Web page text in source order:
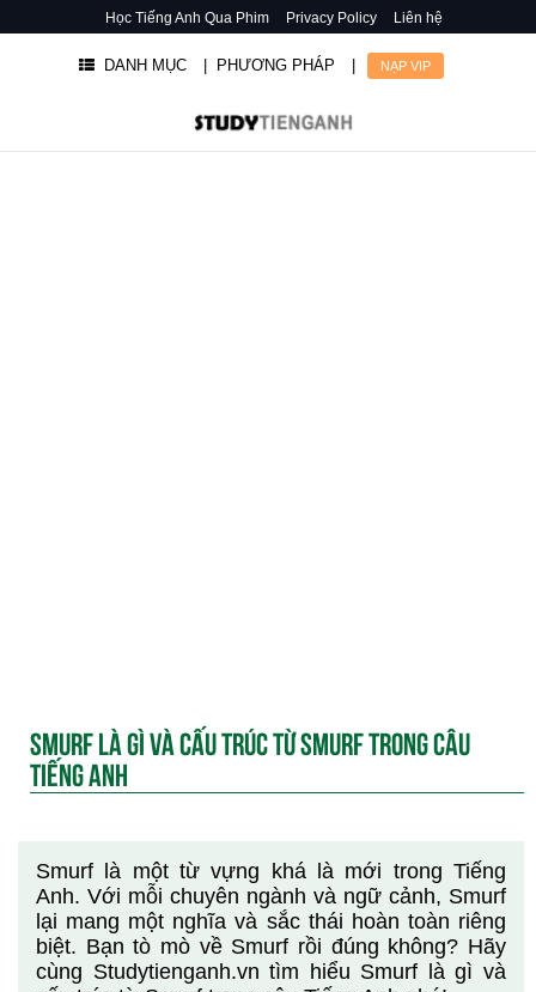
Học Tiếng Anh Qua Phim Privacy Policy Liên hệ
DANH MỤC | PHƯƠNG PHÁP NẠP VIP
SMURF LÀ GÌ VÀ CẤU TRÚC TỪ SMURF TRONG CÂU
TIẾNG ANH
Smurf là một từ vựng khá là mới trong Tiếng
Anh. Với mỗi chuyên ngành và ngữ cảnh, Smurf
lại mang một nghĩa và sắc thái hoàn toàn riêng
biệt. Bạn tò mò về Smurf rồi đúng không? Hãy
cùng Studytienganh.vn tìm hiểu Smurf là gì và